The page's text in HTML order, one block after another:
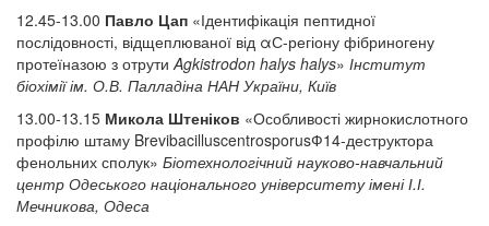
12.45-13.00 Павло Цап «Ідентифікація пептидної
послідовності, відщеплюваної від αС-регіону фібриногену
протеїназою з отрутиAgkistrodon halys halys» Інститут
біохімії ім. О.В. Палладіна НАН України, Київ
13.00-13.15 Микола Штеніков «Особливості жирнокислотного
профілю штаму BrevibacilluscentrosporusФ14-деструктора
фенольних сполук» Біотехнологічний науково-навчальний
центр Одеського національного університету імені І.І.
Мечникова, Одеса